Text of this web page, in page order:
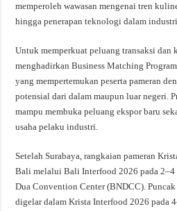
memperoleh wawasan mengenai tren
hingga penerapan teknologi dalam
Untuk memperkuat peluang transaksi dan
menghadirkan Business Matching
yang mempertemukan peserta pameran
potensial dari dalam maupun luar negeri.
mampu membuka peluang ekspor baru
usaha pelaku industri.
Setelah Surabaya, rangkaian pameran
Bali melalui Bali Interfood 2026 pada 2–4
Dua Convention Center (BNDCC).
digelar dalam Krista Interfood 2026 pada